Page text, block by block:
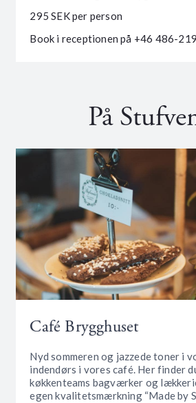
295 SEK per person
Book i receptionen på +46 486-
På
Café Brygghuset
Nyd sommeren og jazzede toner i
indendørs i vores café. Her finder
køkkenteams bagværker og
egen kvalitetsmærkning “Made by